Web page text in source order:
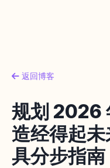
返回博客
规划 2026
造经得起
具分步指南